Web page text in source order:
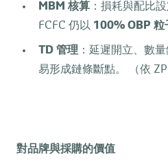
MBM 核算 ：損耗與配比
FCFC 仍以 100% OBP 粒
TD 管理 ：延遲開立、數
易形成鏈條斷點。 （依
對品牌與採購的價值